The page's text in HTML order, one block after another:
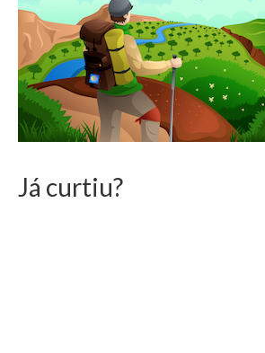
Já curtiu?